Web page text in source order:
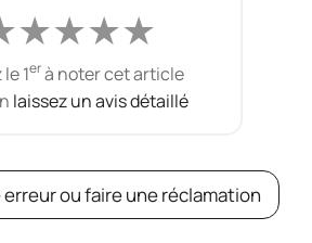
★★★★
1erà noter cet article
laissez un avis détaillé
ou faire une réclamation